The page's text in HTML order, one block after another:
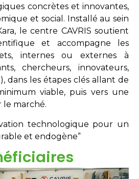
concrètes et innovantes,
et social. Installé au sein
le centre CAVRIS soutient
et accompagne les
internes ou externes à
chercheurs, innovateurs,
dans les étapes clés allant de
viable, puis vers une
le marché.
technologique pour un
et endogène”
Doctorants
Chercheurs